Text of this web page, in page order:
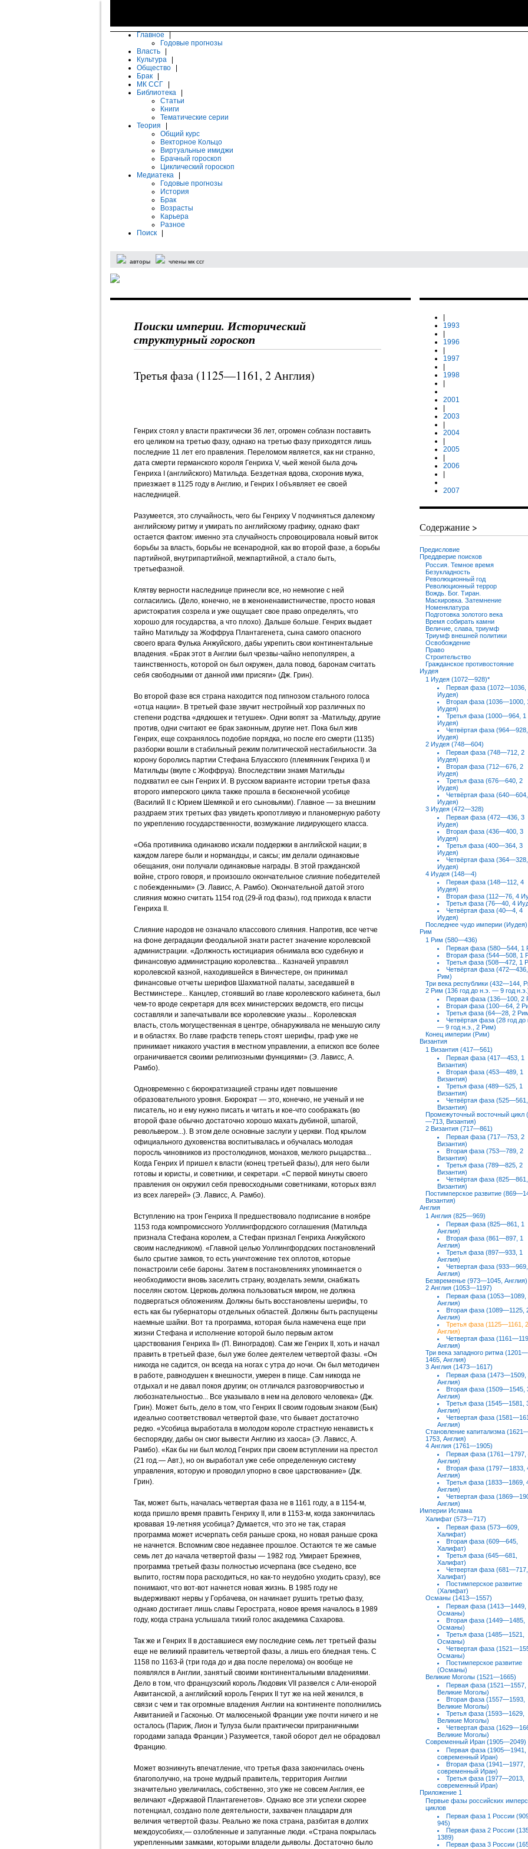
Главное
Годовые прогнозы
Власть
Культура
Общество
Брак
МК ССГ
Библиотека
Статьи
Книги
Тематические серии
Теория
Общий курс
Векторное Кольцо
Виртуальные имиджи
Брачный гороскоп
Циклический гороскоп
Медиатека
Годовые прогнозы
История
Брак
Возрасты
Карьера
Разное
Поиск
авторы члены мк ссг
Поиски империи. Исторический
структурный гороскоп
Третья фаза (1125—1161, 2 Англия)
Генрих стоял у власти практически 36 лет, огромен соблазн поставить
его целиком на третью фазу, однако на третью фазу приходятся лишь
последние 11 лет его правления. Переломом является, как ни странно,
дата смерти германского короля Генриха V, чьей женой была дочь
Генриха I (английского) Матильда. Бездетная вдова, схоронив мужа,
приезжает в 1125 году в Англию, и Генрих I объявляет ее своей
наследницей.
Разумеется, это случайность, чего бы Генриху V подчиняться далекому
английскому ритму и умирать по английскому графику, однако факт
остается фактом: именно эта случайность спровоцировала новый виток
борьбы за власть, борьбы не всенародной, как во второй фазе, а борьбы
партийной, внутрипартийной, межпартийной, а стало быть,
третьефазной.
Клятву верности наследнице принесли все, но немногие с ней
согласились. (Дело, конечно, не в женоненавистничестве, просто новая
аристократия созрела и уже ощущает свое право определять, что
хорошо для государства, а что плохо). Дальше больше. Генрих выдает
тайно Матильду за Жоффруа Плантагенета, сына самого опасного
своего врага Фулька Анжуйского, дабы укрепить свои континентальные
владения. «Брак этот в Англии был чрезвы-чайно непопулярен, а
таинственность, которой он был окружен, дала повод, баронам считать
себя свободными от данной ими присяги» (Дж. Грин).
Во второй фазе вся страна находится под гипнозом стального голоса
«отца нации». В третьей фазе звучит нестройный хор различных по
степени родства «дядюшек и тетушек». Одни вопят за -Матильду, другие
против, одни считают ее брак законным, другие нет. Пока был жив
Генрих, еще сохранялось подобие порядка, но после его смерти (1135)
разборки вошли в стабильный режим политической нестабильности. За
корону боролись партии Стефана Блуасского (племянник Генриха I) и
Матильды (вкупе с Жоффруа). Впоследствии знамя Матильды
подхватил ее сын Генрих И. В русском варианте истории третья фаза
второго имперского цикла также прошла в бесконечной усобице
(Василий II с Юрием Шемякой и его сыновьями). Главное — за внешним
раздраем этих третьих фаз увидеть кропотливую и планомерную работу
по укреплению государственности, возмужание лидирующего класса.
«Оба противника одинаково искали поддержки в английской нации; в
каждом лагере были и нормандцы, и саксы; им делали одинаковые
обещания, они получали одинаковые награды. В этой гражданской
войне, строго говоря, и произошло окончательное слияние победителей
с побежденными» (Э. Лависс, А. Рамбо). Окончательной датой этого
слияния можно считать 1154 год (29-й год фазы), год прихода к власти
Генриха II.
Слияние народов не означало классового слияния. Напротив, все четче
на фоне деградации феодальной знати растет значение королевской
администрации. «Должность юстициария обнимала всю судебную и
финансовую администрацию королевства... Казначей управлял
королевской казной, находившейся в Винчестере, он принимал
финансовые отчеты шерифов Шахматной палаты, заседавшей в
Вестминстере... Канцлер, стоявший во главе королевского кабинета, был
чем-то вроде секретаря для всех министерских ведомств, его писцы
составляли и запечатывали все королевские указы... Королевская
власть, столь могущественная в центре, обнаруживала не меньшую силу
и в областях. Во главе графств теперь стоят шерифы, граф уже не
принимает никакого участия в местном управлении, а епископ все более
ограничивается своими религиозными функциями» (Э. Лависс, А.
Рамбо).
Одновременно с бюрократизацией страны идет повышение
образовательного уровня. Бюрократ — это, конечно, не ученый и не
писатель, но и ему нужно писать и читать и кое-что соображать (во
второй фазе обычно достаточно хорошо махать дубиной, шпагой,
револьвером...). В этом деле основные заслуги у церкви. Под крылом
официального духовенства воспитывалась и обучалась молодая
поросль чиновников из простолюдинов, монахов, мелкого рыцарства...
Когда Генрих И пришел к власти (конец третьей фазы), для него были
готовы и юристы, и советники, и секретари. «С первой минуты своего
правления он окружил себя превосходными советниками, которых взял
из всех лагерей» (Э. Лависс, А. Рамбо).
Вступлению на трон Генриха II предшествовало подписание в ноябре
1153 года компромиссного Уоллингфордского соглашения (Матильда
признала Стефана королем, а Стефан признал Генриха Анжуйского
своим наследником). «Главной целью Уоллингфордских постановлений
было срытие замков, то есть уничтожение тех оплотов, которые
понастроили себе бароны. Затем в постановлениях упоминается о
необходимости вновь заселить страну, возделать земли, снабжать
поселян скотом. Церковь должна пользоваться миром, не должна
подвергаться обложениям. Должны быть восстановлены шерифы, то
есть как бы губернаторы отдельных областей. Должны быть распущены
наемные шайки. Вот та программа, которая была намечена еще при
жизни Стефана и исполнение которой было первым актом
царствования Генриха II» (П. Виноградов). Сам же Генрих II, хоть и начал
править в третьей фазе, был уже более деятелем четвертой фазы. «Он
никогда не садится, он всегда на ногах с утра до ночи. Он был методичен
в работе, равнодушен к внешности, умерен в пище. Сам никогда не
отдыхал и не давал покоя другим; он отличался разговорчивостью и
любознательностью... Все указывало в нем на делового человека» (Дж.
Грин). Может быть, дело в том, что Генрих II своим годовым знаком (Бык)
идеально соответствовал четвертой фазе, что бывает достаточно
редко. «Усобица выработала в молодом короле страстную ненависть к
беспорядку, дабы он смог вывести Англию из хаоса» (Э. Лависс, А.
Рамбо). «Как бы ни был молод Генрих при своем вступлении на престол
(21 год.— Авт.), но он выработал уже себе определенную систему
управления, которую и проводил упорно в свое царствование» (Дж.
Грин).
Так, может быть, началась четвертая фаза не в 1161 году, а в 1154-м,
когда пришло время править Генриху II, или в 1153-м, когда закончилась
кровавая 19-летняя усобица? Думается, что это не так, старая
программа может исчерпать себя раньше срока, но новая раньше срока
не начнется. Вспомним свое недавнее прошлое. Остаются те же самые
семь лет до начала четвертой фазы — 1982 год. Умирает Брежнев,
программа третьей фазы полностью исчерпана (все съедено, все
выпито, гостям пора расходиться, но как-то неудобно уходить сразу), все
понимают, что вот-вот начнется новая жизнь. В 1985 году не
выдерживают нервы у Горбачева, он начинает рушить третью фазу,
однако достигает лишь славы Герострата, новое время началось в 1989
году, когда страна услышала тихий голос академика Сахарова.
Так же и Генрих II в доставшиеся ему последние семь лет третьей фазы
еще не великий правитель четвертой фазы, а лишь его бледная тень. С
1158 по 1163-й (три года до и два после перелома) он вообще не
появлялся в Англии, занятый своими континентальными владениями.
Дело в том, что французский король Людовик VII развелся с Али-енорой
Аквитанской, а английский король Генрих II тут же на ней женился, в
связи с чем и так огромные владения Англии на континенте пополнились
Аквитанией и Гасконью. От малюсенькой Франции уже почти ничего и не
осталось (Париж, Лион и Тулуза были практически приграничными
городами запада Франции.) Разумеется, такой оборот дел не обрадовал
Францию.
Может возникнуть впечатление, что третья фаза закончилась очень
благополучно, на троне мудрый правитель, территория Англии
значительно увеличилась, собственно, это уже не совсем Англия, ее
величают «Державой Плантагенетов». Однако все эти успехи скорее
потенциал, создано поле деятельности, захвачен плацдарм для
величия четвертой фазы. Реально же пока страна, разбитая в долгих
междоусобиях,— озлобленные и запуганные люди. «Страна покрылась
укрепленными замками, которыми владели дьяволы. Достаточно было
1993
1996
1997
1998
2001
2003
2004
2005
2006
2007
Содержание >
Предисловие
Преддверие поисков
Россия. Темное время
Безукладность
Революционный год
Революционный террор
Вождь. Бог. Тиран.
Маскировка. Затемнение
Номенклатура
Подготовка золотого века
Время собирать камни
Величие, слава, триумф
Триумф внешней политики
Освобождение
Право
Строительство
Гражданское противостояние
Иудея
1 Иудея (1072—928)*
Первая фаза (1072—1036,
Иудея)
Вторая фаза (1036—1000,
Иудея)
Третья фаза (1000—964, 1
Иудея)
Четвёртая фаза (964—928,
Иудея)
2 Иудея (748—604)
Первая фаза (748—712, 2
Иудея)
Вторая фаза (712—676, 2
Иудея)
Третья фаза (676—640, 2
Иудея)
Четвёртая фаза
Иудея)
3 Иудея (472—328)
Первая фаза (472—436, 3
Иудея)
Вторая фаза (436—400, 3
Иудея)
Третья фаза (400—364, 3
Иудея)
Четвёртая фаза
Иудея)
4 Иудея (148—4)
Первая фаза (148—112, 4
Иудея)
Вторая фаза (112—76, 4
Третья фаза (76—40, 4
Четвёртая фаза (40—4, 4
Иудея)
Последнее чудо империи (Иудея)
Рим
1 Рим (580—436)
Первая фаза (580—544, 1
Вторая фаза (544—508, 1
Третья фаза (508—472, 1
Четвёртая фаза (472—436,
Рим)
Три века республики (432—144,
2 Рим (136 год до н.э. — 9 год
Первая фаза (136—100, 2
Вторая фаза (100—64, 2
Третья фаза (64—28, 2
Четвёртая фаза (28 год до
— 9 год н.э., 2 Рим)
Конец империи (Рим)
Византия
1 Византия (417—561)
Первая фаза (417—453, 1
Византия)
Вторая фаза (453—489, 1
Византия)
Третья фаза (489—525, 1
Византия)
Четвёртая фаза (525—561,
Византия)
Промежуточный восточный цикл
—713, Византия)
2 Византия (717—861)
Первая фаза (717—753, 2
Византия)
Вторая фаза (753—789, 2
Византия)
Третья фаза (789—825, 2
Византия)
Четвёртая фаза
Византия)
Постимперское развитие
Византия)
Англия
1 Англия (825—969)
Первая фаза (825—861, 1
Англия)
Вторая фаза (861—897, 1
Англия)
Третья фаза (897—933, 1
Англия)
Четвертая фаза (933—969,
Англия)
Безвременье (973—1045, Англия)
2 Англия (1053—1197)
Первая фаза (1053—1089,
Англия)
Вторая фаза (1089—1125,
Англия)
Третья фаза (1125—1161, 2
Англия)
Четвертая фаза
Англия)
Три века западного ритма (1201—
1465, Англия)
3 Англия (1473—1617)
Первая фаза (1473—1509,
Англия)
Вторая фаза (1509—1545,
Англия)
Третья фаза (1545—1581,
Англия)
Четвертая фаза
Англия)
Становление капитализма
1753, Англия)
4 Англия (1761—1905)
Первая фаза (1761—1797,
Англия)
Вторая фаза (1797—1833,
Англия)
Третья фаза (1833—1869,
Англия)
Четвертая фаза
Англия)
Империи Ислама
Халифат (573—717)
Первая фаза (573—609,
Халифат)
Вторая фаза (609—645,
Халифат)
Третья фаза (645—681,
Халифат)
Четвертая фаза (681—717,
Халифат)
Постимперское развитие
(Халифат)
Османы (1413—1557)
Первая фаза (1413—1449,
Османы)
Вторая фаза (1449—1485,
Османы)
Третья фаза (1485—1521,
Османы)
Четвертая фаза
Османы)
Постимперское развитие
(Османы)
Великие Моголы (1521—1665)
Первая фаза (1521—1557,
Великие Моголы)
Вторая фаза (1557—1593,
Великие Моголы)
Третья фаза (1593—1629,
Великие Моголы)
Четвертая фаза
Великие Моголы)
Современный Иран (1905—2049)
Первая фаза (1905—1941,
современный Иран)
Вторая фаза (1941—1977,
современный Иран)
Третья фаза (1977—2013,
современный Иран)
Приложение 1
Первые фазы российских
циклов
Первая фаза 1 России
945)
Первая фаза 2 России
1389)
Первая фаза 3 России